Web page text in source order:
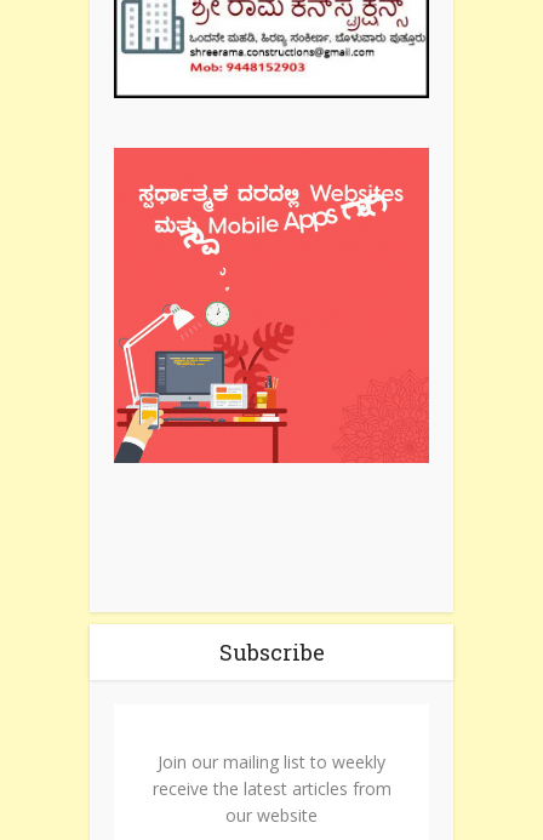
Subscribe
Join our mailing list to weekly
receive the latest articles from
our website